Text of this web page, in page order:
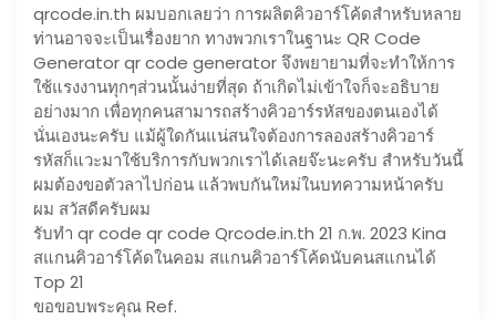
qrcode.in.th ผมบอกเลยว่า การผลิตคิวอาร์โค้ดสำหรับหลาย
ท่านอาจจะเป็นเรื่องยาก ทางพวกเราในฐานะ QR Code
Generator qr code generator จึงพยายามที่จะทำให้การ
ใช้แรงงานทุกๆส่วนนั้นง่ายที่สุด ถ้าเกิดไม่เข้าใจก็จะอธิบาย
อย่างมาก เพื่อทุกคนสามารถสร้างคิวอาร์รหัสของตนเองได้
นั่นเองนะครับ แม้ผู้ใดกันแน่สนใจต้องการลองสร้างคิวอาร์
รหัสก็แวะมาใช้บริการกับพวกเราได้เลยจ๊ะนะครับ สำหรับวันนี้
ผมต้องขอตัวลาไปก่อน แล้วพบกันใหม่ในบทความหน้าครับ
ผม สวัสดีครับผม
รับทำ qr code qr code Qrcode.in.th 21 ก.พ. 2023 Kina
สแกนคิวอาร์โค้ดในคอม สแกนคิวอาร์โค้ดนับคนสแกนได้
Top 21
ขอขอบพระคุณ Ref.